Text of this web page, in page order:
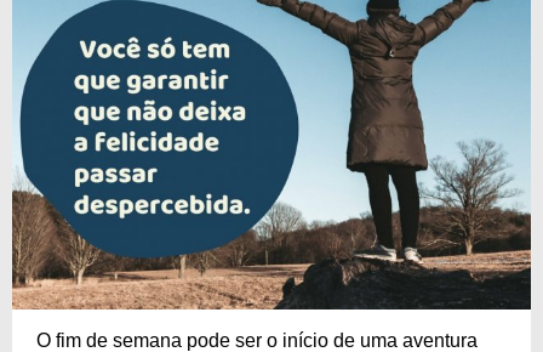
O fim de semana pode ser o início de uma aventura